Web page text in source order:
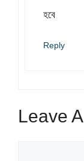
হবে
Reply
Leave